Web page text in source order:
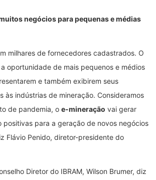
negócios para pequenas e médias
milhares de fornecedores cadastrados. O
a oportunidade de mais pequenos e médios
e também exibirem seus
às indústrias de mineração. Consideramos
de pandemia, o e-mineração vai gerar
para a geração de novos negócios
Flávio Penido, diretor-presidente do
Diretor do IBRAM, Wilson Brumer, diz